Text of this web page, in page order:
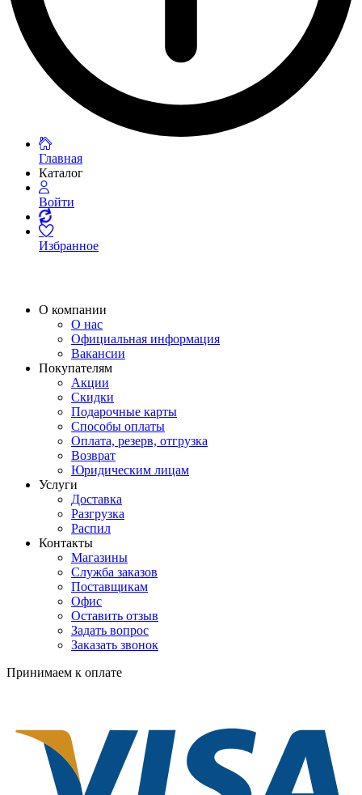
Главная
Каталог
Войти
Избранное
О компании
О нас
Официальная информация
Вакансии
Покупателям
Акции
Скидки
Подарочные карты
Способы оплаты
Оплата, резерв, отгрузка
Возврат
Юридическим лицам
Услуги
Доставка
Разгрузка
Распил
Контакты
Магазины
Служба заказов
Поставщикам
Офис
Оставить отзыв
Задать вопрос
Заказать звонок
Принимаем к оплате